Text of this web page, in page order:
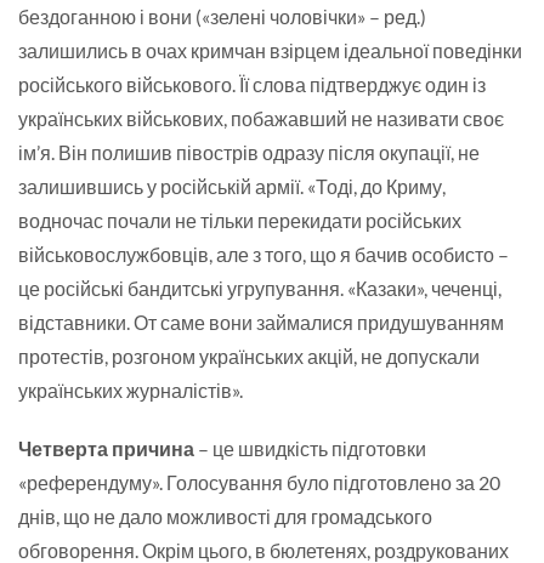
бездоганною і вони («зелені чоловічки» – ред.)
залишились в очах кримчан взірцем ідеальної поведінки
російського військового. Її слова підтверджує один із
українських військових, побажавший не називати своє
ім’я. Він полишив півострів одразу після окупації, не
залишившись у російській армії. «Тоді, до Криму,
водночас почали не тільки перекидати російських
військовослужбовців, але з того, що я бачив особисто –
це російські бандитські угрупування. «Казаки», чеченці,
відставники. От саме вони займалися придушуванням
протестів, розгоном українських акцій, не допускали
українських журналістів».
Четверта причина – це швидкість підготовки
«референдуму». Голосування було підготовлено за 20
днів, що не дало можливості для громадського
обговорення. Окрім цього, в бюлетенях, роздрукованих